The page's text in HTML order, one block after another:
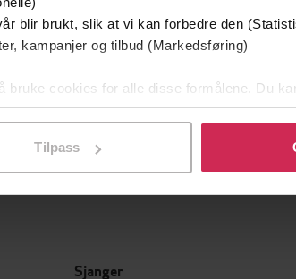
blir brukt, slik at vi kan forbedre den
kampanjer og tilbud (Markedsføring)
cookies for alle disse formålene. Du
Du kan når som helst trekke tilbake
Tilpass
land
Sjanger